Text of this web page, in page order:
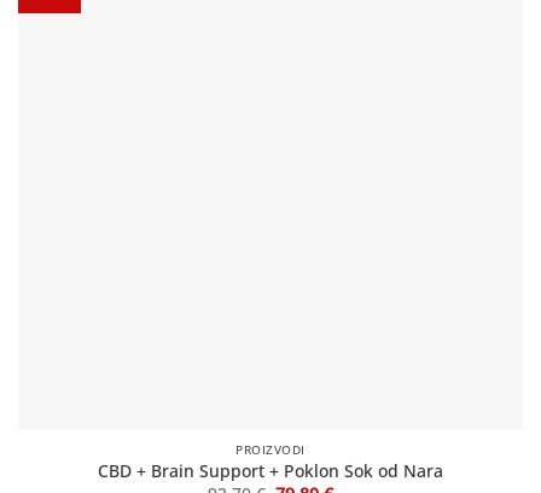
PROIZVODI
CBD + Brain Support + Poklon Sok od Nara